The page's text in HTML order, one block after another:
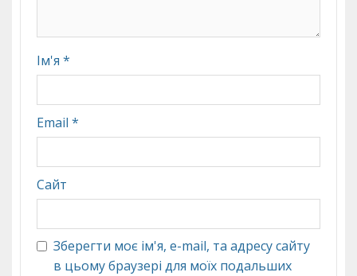
Ім'я *
Email *
Сайт
Зберегти моє ім'я, e-mail, та адресу сайту
в цьому браузері для моїх подальших